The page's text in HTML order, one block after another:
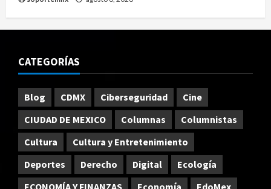
CATEGORÍAS
Blog CDMX Ciberseguridad
Cine
CIUDAD DE MEXICO
Columnas
Columnistas
Cultura
Cultura y Entretenimiento
Deportes
Derecho Digital
Ecología